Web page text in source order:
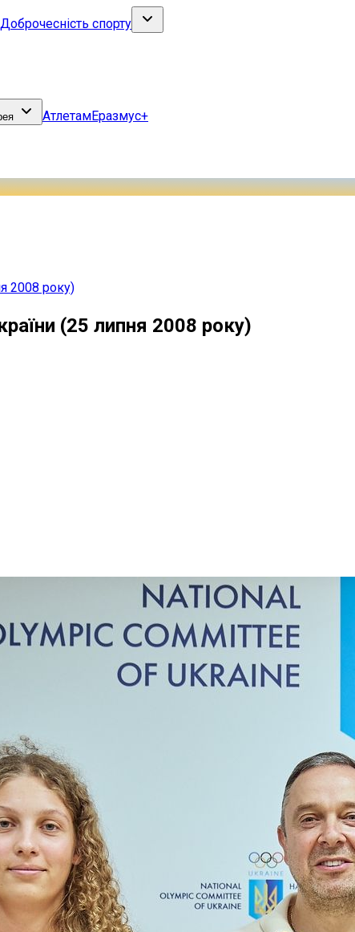
Доброчесність спорту
АтлетамЕразмус+
2008 року)
(25 липня 2008 року)